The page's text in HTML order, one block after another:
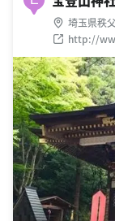
埼玉県秩
http://